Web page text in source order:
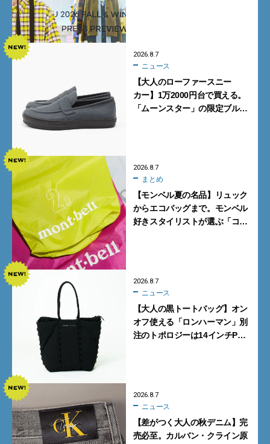
2026.8.7
ニュース
【大人のローファースニー
カー】1万2000円台で買える。
「ムーンスター」の限定ブルー
2026.8.7
まとめ
【モンベル夏の名品】リュック
からエコバッグまで。モンベル
好きスタイリストが選ぶ「コス
2026.8.7
ニュース
【大人の黒トートバッグ】オン
オフ使える「ロンハーマン」別
注のトポロジーは14インチPC
2026.8.7
ニュース
【差がつく大人の秋デニム】完
売必至。カルバン・クライン原